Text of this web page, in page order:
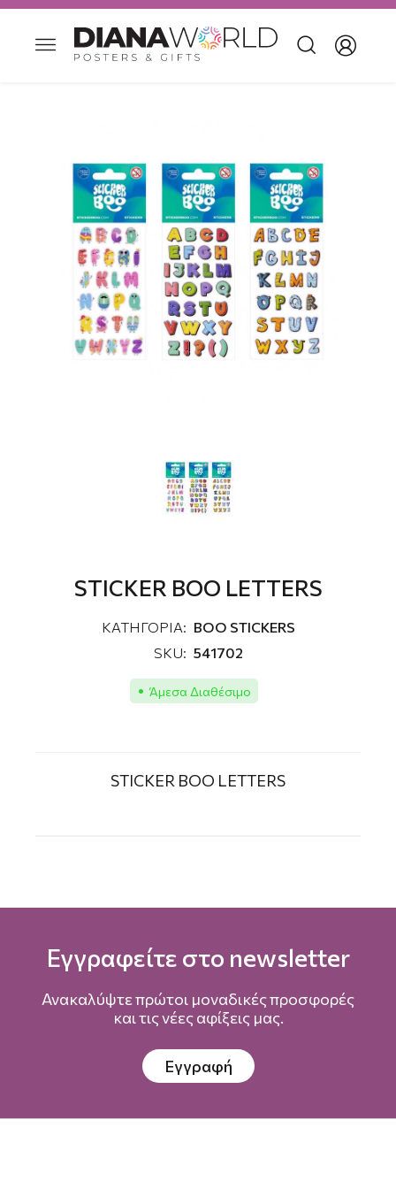
STICKER BOO LETTERS
ΚΑΤΗΓΟΡΙΑ: ΒΟΟ STICKERS
SKU: 541702
Άμεσα Διαθέσιμο
STICKER BOO LETTERS
Εγγραφείτε στο newsletter
Ανακαλύψτε πρώτοι μοναδικές προσφορές
και τις νέες αφίξεις μας.
Εγγραφή